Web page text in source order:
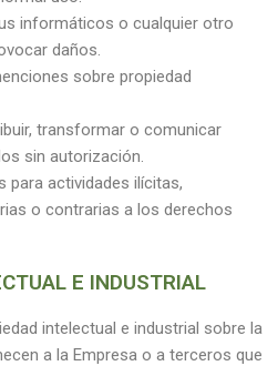
informáticos o cualquier otro
daños.
sobre propiedad
transformar o comunicar
sin autorización.
para actividades ilícitas,
o contrarias a los derechos
E INDUSTRIAL
intelectual e industrial sobre la
a la Empresa o a terceros que